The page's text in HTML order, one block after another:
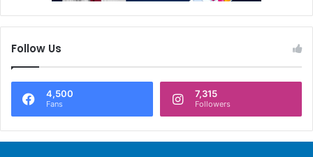
Follow Us
4,500
Fans
7,315
Followers